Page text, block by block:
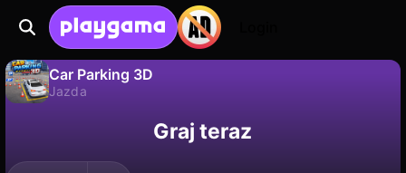
Car Parking 3D
Jazda
Zapisz postępy! Nie
Graj teraz